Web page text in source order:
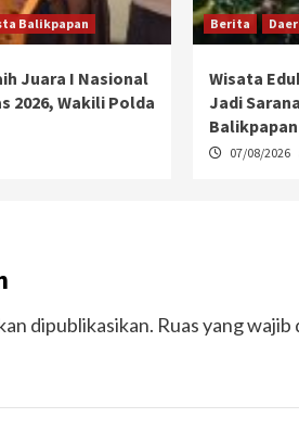
Balikpapan
Juara I Nasional
2026, Wakili Polda
Berita
Wisata
Jadi
Balikpapan
07/08/2026
dipublikasikan. Ruas yang wajib